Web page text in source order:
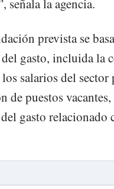
señala la agencia.
prevista se
gasto, incluida la
los salarios del
de puestos
gasto relacionado